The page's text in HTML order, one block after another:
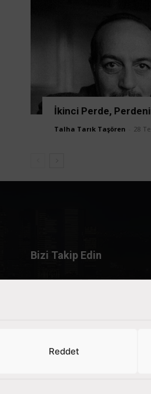
Reddet
İkinci Perde,
Talha Tarık Taşören 28
Bizi Takip Edin